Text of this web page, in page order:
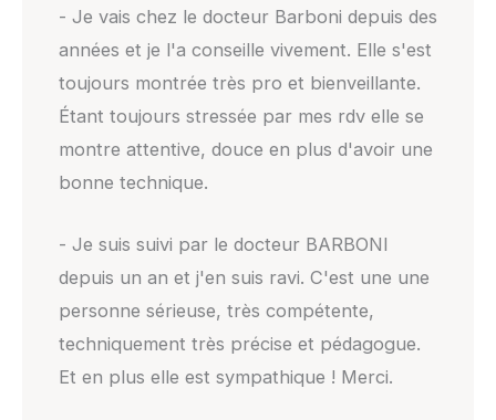
- Je vais chez le docteur Barboni depuis des
années et je l'a conseille vivement. Elle s'est
toujours montrée très pro et bienveillante.
Étant toujours stressée par mes rdv elle se
montre attentive, douce en plus d'avoir une
bonne technique.
- Je suis suivi par le docteur BARBONI
depuis un an et j'en suis ravi. C'est une une
personne sérieuse, très compétente,
techniquement très précise et pédagogue.
Et en plus elle est sympathique ! Merci.